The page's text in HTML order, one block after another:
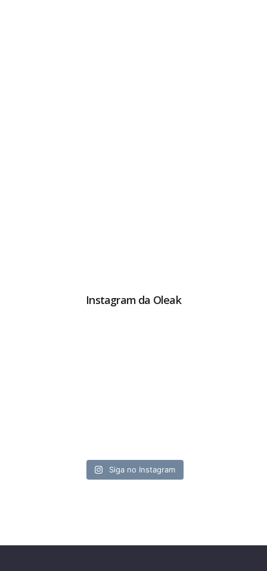
Instagram da Oleak
Siga no Instagram